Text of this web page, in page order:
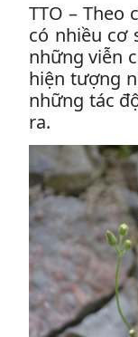
TTO – Theo
có nhiều cơ
những viễn
hiện tượng
những tác
ra.